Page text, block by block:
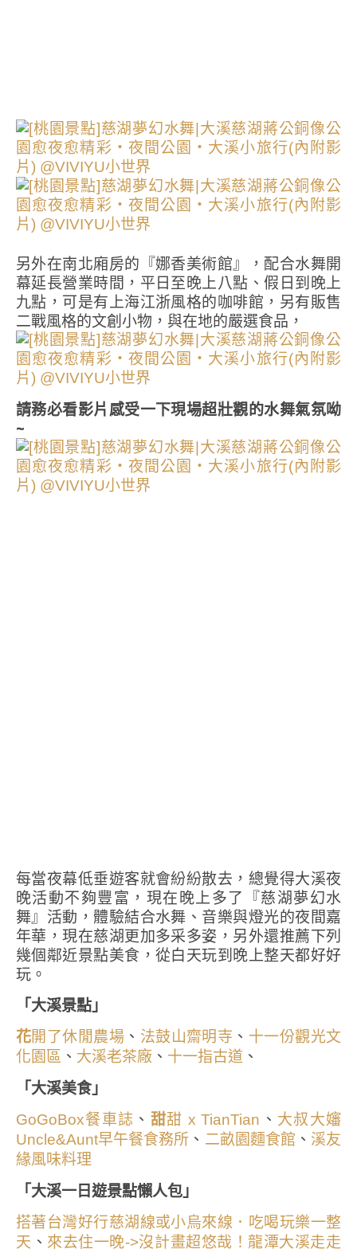
另外在南北廂房的『娜香美術館』，配合水舞開
幕延長營業時間，平日至晚上八點、假日到晚上
九點，可是有上海江浙風格的咖啡館，另有販售
二戰風格的文創小物，與在地的嚴選食品，
請務必看影片感受一下現場超壯觀的水舞氣氛呦
~
每當夜幕低垂遊客就會紛紛散去，總覺得大溪夜
晚活動不夠豐富，現在晚上多了『慈湖夢幻水
舞』活動，體驗結合水舞、音樂與燈光的夜間嘉
年華，現在慈湖更加多采多姿，另外還推薦下列
幾個鄰近景點美食，從白天玩到晚上整天都好好
玩。
「大溪景點」
花開了休閒農場 、 法鼓山齋明寺 、 十一份觀光文
化園區 、 大溪老茶廠 、 十一指古道 、
「大溪美食」
GoGoBox餐車誌 、 甜甜 x TianTian 、 大叔大嬸
Uncle&Aunt早午餐食務所 、 二畝園麵食館 、 溪友
緣風味料理
「大溪一日遊景點懶人包」
搭著台灣好行慈湖線或小烏來線．吃喝玩樂一整
天 、 來去住一晚->沒計畫超悠哉！龍潭大溪走走